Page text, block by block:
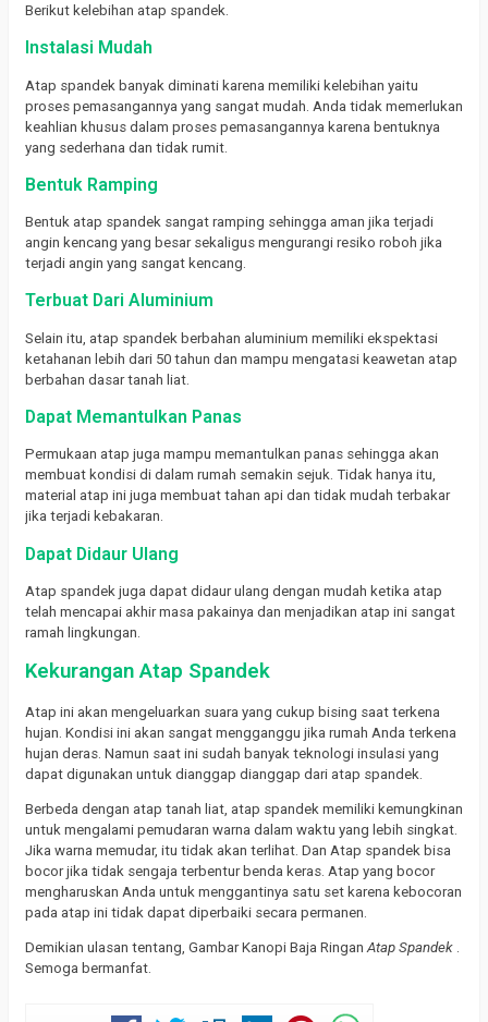
Berikut kelebihan atap spandek.
Instalasi Mudah
Atap spandek banyak diminati karena memiliki kelebihan yaitu
proses pemasangannya yang sangat mudah. Anda tidak memerlukan
keahlian khusus dalam proses pemasangannya karena bentuknya
yang sederhana dan tidak rumit.
Bentuk Ramping
Bentuk atap spandek sangat ramping sehingga aman jika terjadi
angin kencang yang besar sekaligus mengurangi resiko roboh jika
terjadi angin yang sangat kencang.
Terbuat Dari Aluminium
Selain itu, atap spandek berbahan aluminium memiliki ekspektasi
ketahanan lebih dari 50 tahun dan mampu mengatasi keawetan atap
berbahan dasar tanah liat.
Dapat Memantulkan Panas
Permukaan atap juga mampu memantulkan panas sehingga akan
membuat kondisi di dalam rumah semakin sejuk. Tidak hanya itu,
material atap ini juga membuat tahan api dan tidak mudah terbakar
jika terjadi kebakaran.
Dapat Didaur Ulang
Atap spandek juga dapat didaur ulang dengan mudah ketika atap
telah mencapai akhir masa pakainya dan menjadikan atap ini sangat
ramah lingkungan.
Kekurangan Atap Spandek
Atap ini akan mengeluarkan suara yang cukup bising saat terkena
hujan. Kondisi ini akan sangat mengganggu jika rumah Anda terkena
hujan deras. Namun saat ini sudah banyak teknologi insulasi yang
dapat digunakan untuk dianggap dianggap dari atap spandek.
Berbeda dengan atap tanah liat, atap spandek memiliki kemungkinan
untuk mengalami pemudaran warna dalam waktu yang lebih singkat.
Jika warna memudar, itu tidak akan terlihat. Dan Atap spandek bisa
bocor jika tidak sengaja terbentur benda keras. Atap yang bocor
mengharuskan Anda untuk menggantinya satu set karena kebocoran
pada atap ini tidak dapat diperbaiki secara permanen.
Demikian ulasan tentang, Gambar Kanopi Baja RinganAtap Spandek .
Semoga bermanfat.